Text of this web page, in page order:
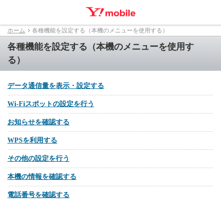
ホーム 各種機能を設定する（本機のメニューを使用する）
各種機能を設定する（本機のメニューを使用す
る）
データ通信量を表示・設定する
Wi-Fiスポットの設定を行う
お知らせを確認する
WPSを利用する
その他の設定を行う
本機の情報を確認する
電話番号を確認する